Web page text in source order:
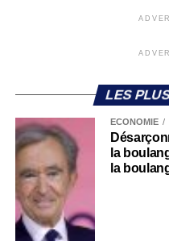
LES
ECONOMIE
la
la